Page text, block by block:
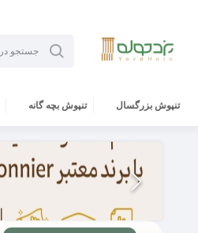
تنپوش بزرگسال تنپوش بچه گانه